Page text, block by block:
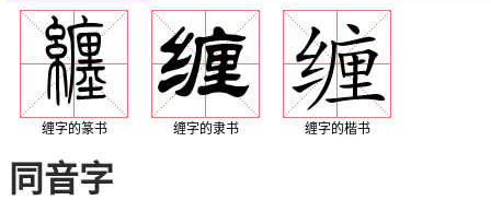
缠字的篆书 缠字的隶书 缠字的楷书
同音字